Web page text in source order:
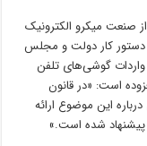
صنعت میکرو الکترونیک
همراه از بودجه سنواتی سال ۱۴۰۱ در دستور کار دولت و مجلس
گوشی‌های تلفن
افزوده است: «در قانون
درباره این موضوع ارائه
شده است.»